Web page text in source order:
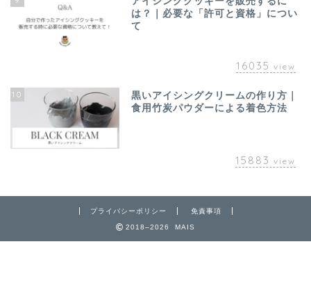
は？｜必要な「許可と資格」につい
て
16035 view
10
黒いアイシングクリームの作り方｜
食用竹炭パウダーによる着色方法
15883 view
プライバシーポリシー 免責事項
2018–2026 MAIS